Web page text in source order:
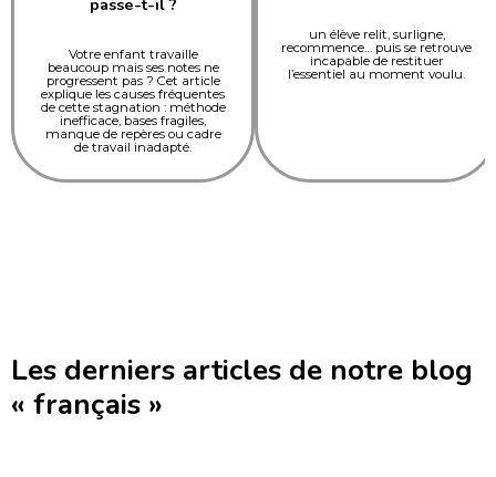
passe-t-il ?
Votre enfant travaille
beaucoup mais ses notes ne
progressent pas ? Cet article
explique les causes fréquentes
de cette stagnation : méthode
inefficace, bases fragiles,
manque de repères ou cadre
de travail inadapté.
un élève relit, surligne,
recommence… puis se retrouve
incapable de restituer
l’essentiel au moment voulu.
Les derniers articles de notre blog
« français »